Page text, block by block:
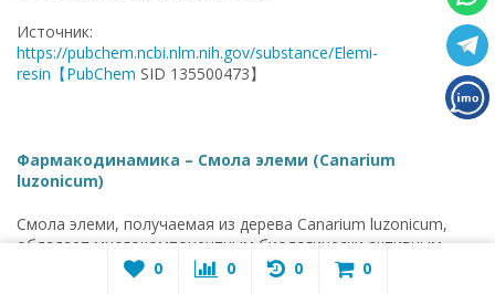
Источник:
https://pubchem.ncbi.nlm.nih.gov/substance/Elemi-
resin【PubChem SID 135500473】
Фармакодинамика – Смола элеми (Canarium
luzonicum)
Смола элеми, получаемая из дерева Canarium luzonicum,
обладает многокомпонентным биологически активным
составом, основную долю которого составляют моно- и
0 0 0 0